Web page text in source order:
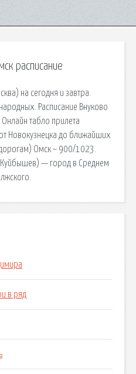
расписание
на сегодня и завтра.
Расписание Внуково
табло прилета
Новокузнецка до ближайших
Омск ~ 900/1023.
— город в Среднем
в ряд